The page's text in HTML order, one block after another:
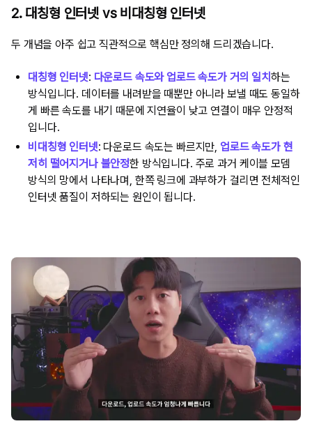
2. 대칭형 인터넷 vs 비대칭형 인터넷
두 개념을 아주 쉽고 직관적으로 핵심만 정의해 드리겠습니다.
대칭형 인터넷: 다운로드 속도와 업로드 속도가 거의 일치하는
방식입니다. 데이터를 내려받을 때뿐만 아니라 보낼 때도 동일하
게 빠른 속도를 내기 때문에 지연율이 낮고 연결이 매우 안정적
입니다.
비대칭형 인터넷: 다운로드 속도는 빠르지만, 업로드 속도가 현
저히 떨어지거나 불안정한 방식입니다. 주로 과거 케이블 모뎀
방식의 망에서 나타나며, 한쪽 링크에 과부하가 걸리면 전체적인
인터넷 품질이 저하되는 원인이 됩니다.